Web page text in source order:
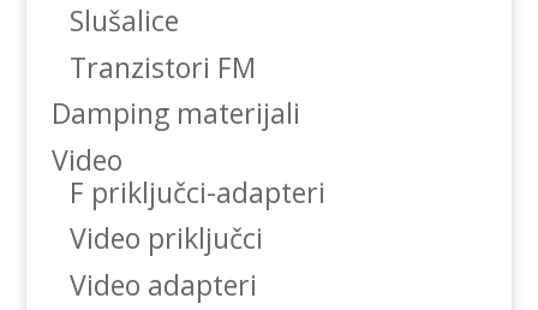
Slušalice
Tranzistori FM
Damping materijali
Video
F priključci-adapteri
Video priključci
Video adapteri